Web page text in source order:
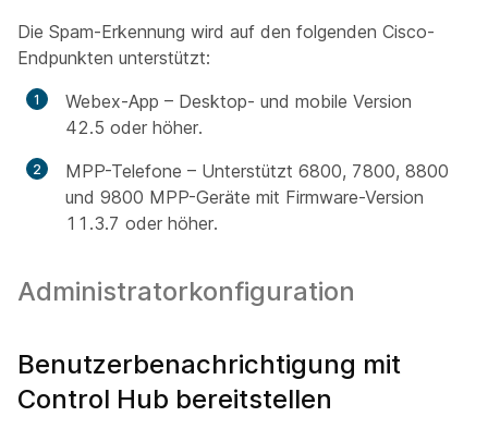
Die Spam-Erkennung wird auf den folgenden Cisco-
Endpunkten unterstützt:
Webex-App – Desktop- und mobile Version
42.5 oder höher.
MPP-Telefone – Unterstützt 6800, 7800, 8800
und 9800 MPP-Geräte mit Firmware-Version
11.3.7 oder höher.
Administratorkonfiguration
Benutzerbenachrichtigung mit
Control Hub bereitstellen